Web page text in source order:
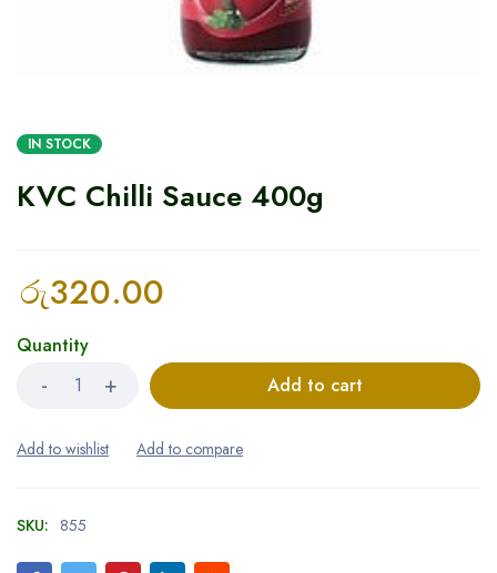
IN STOCK
KVC Chilli Sauce 400g
රු320.00
Quantity
Add to cart
SKU: 855